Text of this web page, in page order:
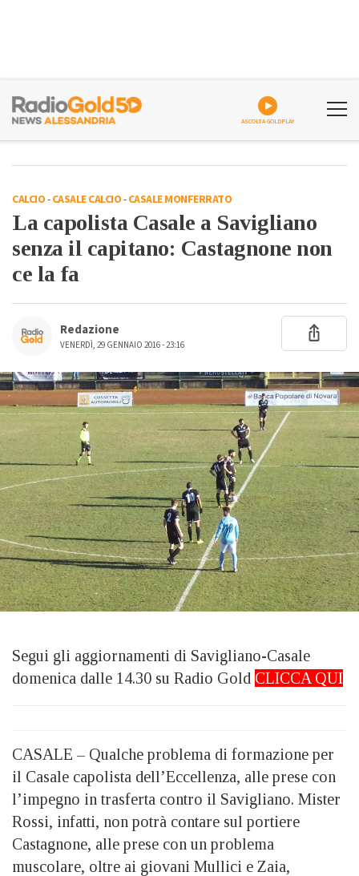
ASCOLTA GOLDPLAY
CALCIO-CASALE CALCIO-CASALE MONFERRATO
La capolista Casale a Savigliano
senza il capitano: Castagnone non
ce la fa
Redazione
VENERDÌ, 29 GENNAIO 2016 - 23:16
Segui gli aggiornamenti di Savigliano-Casale
domenica dalle 14.30 su Radio Gold CLICCA QUI
CASALE – Qualche problema di formazione per
il Casale capolista dell’Eccellenza, alle prese con
l’impegno in trasferta contro il Savigliano. Mister
Rossi, infatti, non potrà contare sul portiere
Castagnone, alle prese con un problema
muscolare, oltre ai giovani Mullici e Zaia,